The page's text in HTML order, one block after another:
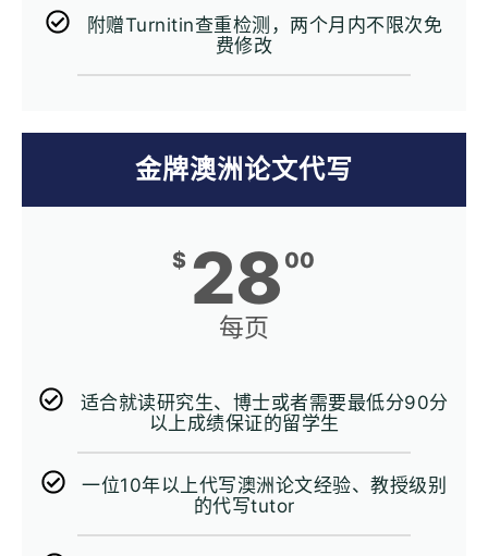
附赠Turnitin查重检测，两个月内不限次免
费修改
金牌澳洲论文代写
$ 28 00
每页
适合就读研究生、博士或者需要最低分90分
以上成绩保证的留学生
一位10年以上代写澳洲论文经验、教授级别
的代写tutor